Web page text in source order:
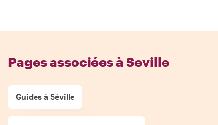
Pages associées à Seville
Guides à Séville